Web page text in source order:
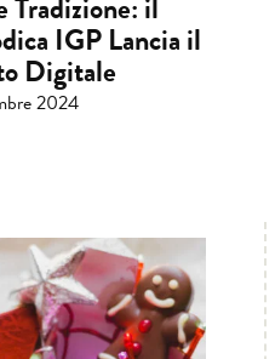
IGP Lancia il
Digitale
2024